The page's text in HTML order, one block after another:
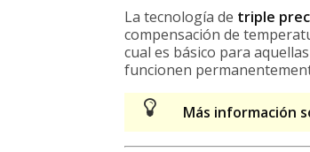
La tecnología de triple
compensación de
cual es básico para
funcionen
Más información